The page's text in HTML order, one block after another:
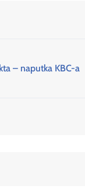
– naputka KBC-a